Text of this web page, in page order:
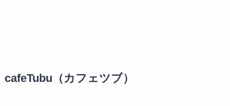
cafeTubu（カフェツブ）